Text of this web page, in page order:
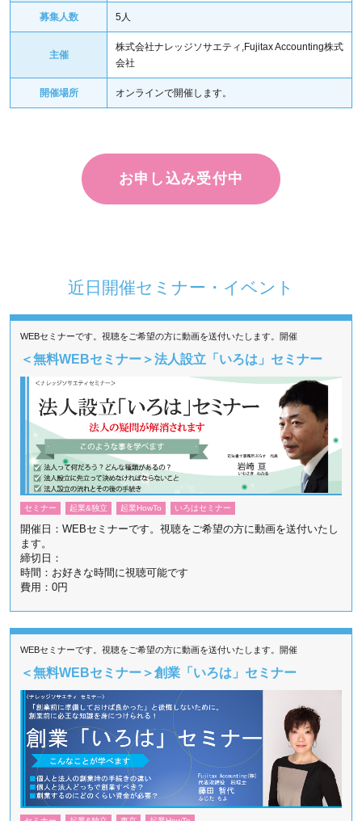
募集人数 5人
主催
株式会社ナレッジソサエティ,Fujitax Accounting株式
会社
開催場所 オンラインで開催します。
お申し込み受付中
近日開催セミナー・イベント
WEBセミナーです。視聴をご希望の方に動画を送付いたします。開催
＜無料WEBセミナー＞法人設立「いろは」セミナー
セミナー 起業&独立 起業HowTo いろはセミナー
開催日：WEBセミナーです。視聴をご希望の方に動画を送付いたし
ます。
締切日：
時間：お好きな時間に視聴可能です
費用：0円
WEBセミナーです。視聴をご希望の方に動画を送付いたします。開催
＜無料WEBセミナー＞創業「いろは」セミナー